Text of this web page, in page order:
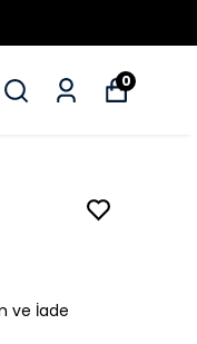
0
ve İade